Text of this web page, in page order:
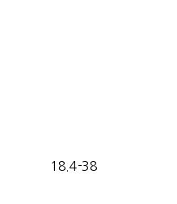
18.4-38